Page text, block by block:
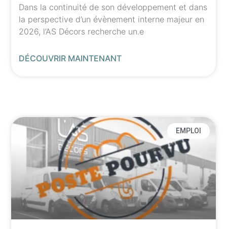
Dans la continuité de son développement et dans
la perspective d’un évènement interne majeur en
2026, l’AS Décors recherche un.e
DÉCOUVRIR MAINTENANT
EMPLOI